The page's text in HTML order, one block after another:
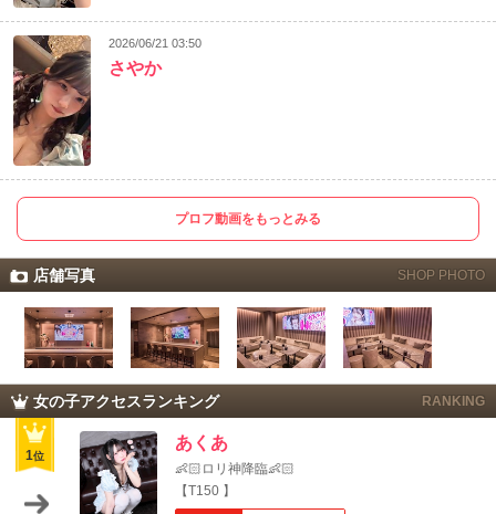
2026/06/21 03:50
さやか
プロフ動画をもっとみる
店舗写真 SHOP PHOTO
女の子アクセスランキング RANKING
1位
あくあ
👶🏻‪‪ロリ神降臨👶🏻‪‪
【T150 】